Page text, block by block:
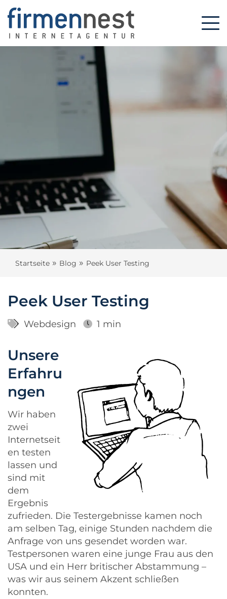
Startseite » Blog » Peek User Testing
Peek User Testing
Webdesign 1 min
Unsere
Erfahru
ngen
Wir haben
zwei
Internetseit
en testen
lassen und
sind mit
dem
Ergebnis
zufrieden. Die Testergebnisse kamen noch
am selben Tag, einige Stunden nachdem die
Anfrage von uns gesendet worden war.
Testpersonen waren eine junge Frau aus den
USA und ein Herr britischer Abstammung –
was wir aus seinem Akzent schließen
konnten.